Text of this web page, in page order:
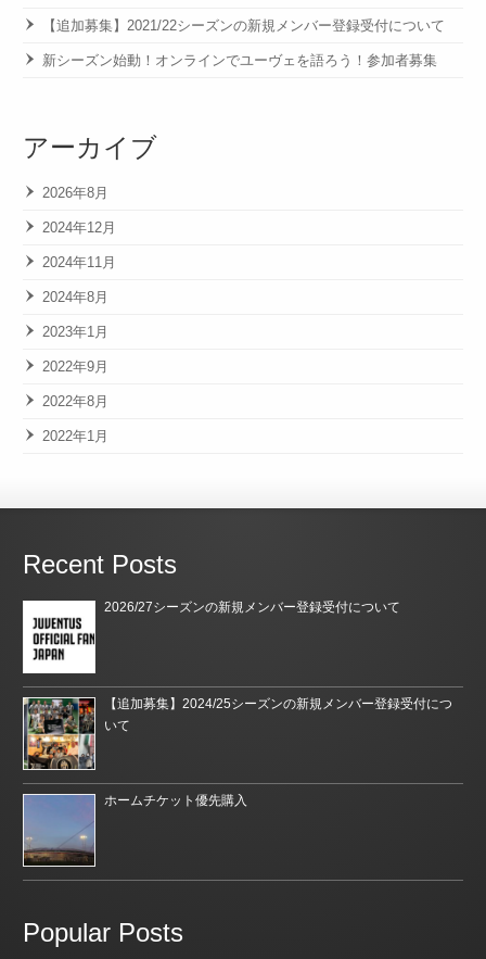
【追加募集】2021/22シーズンの新規メンバー登録受付について
新シーズン始動！オンラインでユーヴェを語ろう！参加者募集
アーカイブ
2026年8月
2024年12月
2024年11月
2024年8月
2023年1月
2022年9月
2022年8月
2022年1月
Recent Posts
2026/27シーズンの新規メンバー登録受付について
【追加募集】2024/25シーズンの新規メンバー登録受付につ
いて
ホームチケット優先購入
Popular Posts